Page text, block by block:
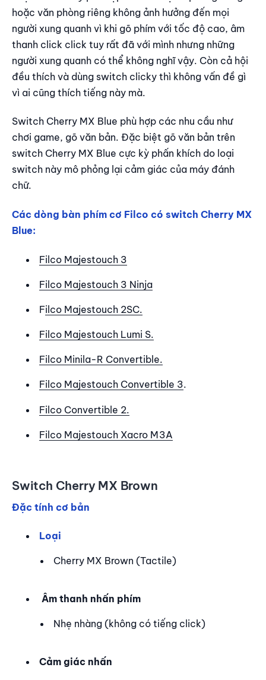
hoặc văn phòng riêng không ảnh hưởng đến mọi
người xung quanh vì khi gõ phím với tốc độ cao, âm
thanh click click tuy rất đã với mình nhưng những
người xung quanh có thể không nghĩ vậy. Còn cả hội
đều thích và dùng switch clicky thì không vấn đề gì
vì ai cũng thích tiếng này mà.
Switch Cherry MX Blue phù hợp các nhu cầu như
chơi game, gõ văn bản. Đặc biệt gõ văn bản trên
switch Cherry MX Blue cực kỳ phấn khích do loại
switch này mô phỏng lại cảm giác của máy đánh
chữ.
Các dòng bàn phím cơ Filco có switch Cherry MX
Blue:
Filco Majestouch 3
Filco Majestouch 3 Ninja
Filco Majestouch 2SC.
Filco Majestouch Lumi S.
Filco Minila-R Convertible.
Filco Majestouch Convertible 3.
Filco Convertible 2.
Filco Majestouch Xacro M3A
Switch Cherry MX Brown
Đặc tính cơ bản
Loại
Cherry MX Brown (Tactile)
Âm thanh nhấn phím
Nhẹ nhàng (không có tiếng click)
Cảm giác nhấn